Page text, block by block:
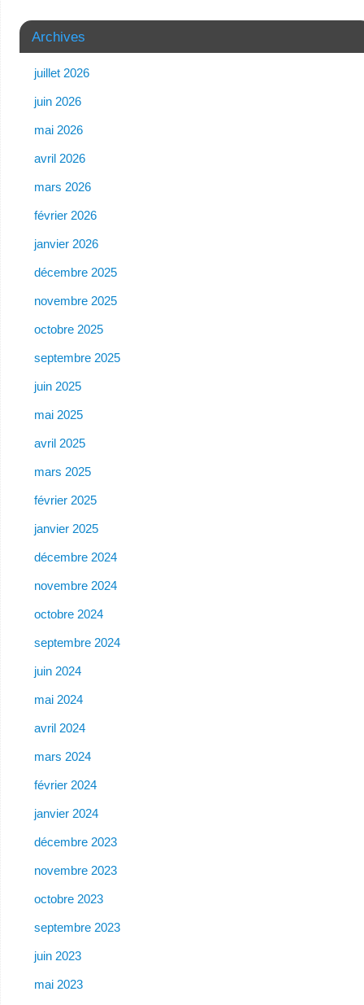
Archives
juillet 2026
juin 2026
mai 2026
avril 2026
mars 2026
février 2026
janvier 2026
décembre 2025
novembre 2025
octobre 2025
septembre 2025
juin 2025
mai 2025
avril 2025
mars 2025
février 2025
janvier 2025
décembre 2024
novembre 2024
octobre 2024
septembre 2024
juin 2024
mai 2024
avril 2024
mars 2024
février 2024
janvier 2024
décembre 2023
novembre 2023
octobre 2023
septembre 2023
juin 2023
mai 2023